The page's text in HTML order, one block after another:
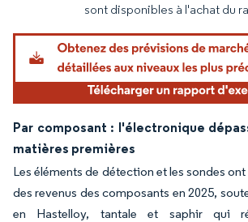
sont disponibles à l'achat du
Par composant : l'électronique
matières premières
Les éléments de détection et les sondes
des revenus des composants en 2025,
en Hastelloy, tantale et saphir qui